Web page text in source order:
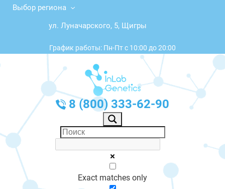
Выбор региона
ул. Луначарского, 5, Щигры
График работы: Пн-Пт с 10:00 до 20:00
8 (800) 333-62-90
Exact matches only